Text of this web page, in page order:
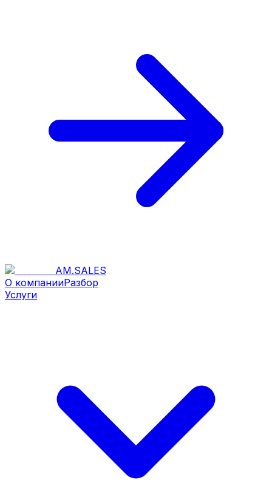
AM.SALES
О компанииРазбор
Услуги